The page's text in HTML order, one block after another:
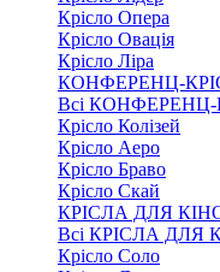
Крісло Опера
Крісло Овація
Крісло Ліра
КОНФЕРЕНЦ-
Всі КОНФЕРЕНЦ-
Крісло Колізей
Крісло Аеро
Крісло Браво
Крісло Скай
КРІСЛА ДЛЯ
Всі КРІСЛА ДЛЯ
Крісло Соло